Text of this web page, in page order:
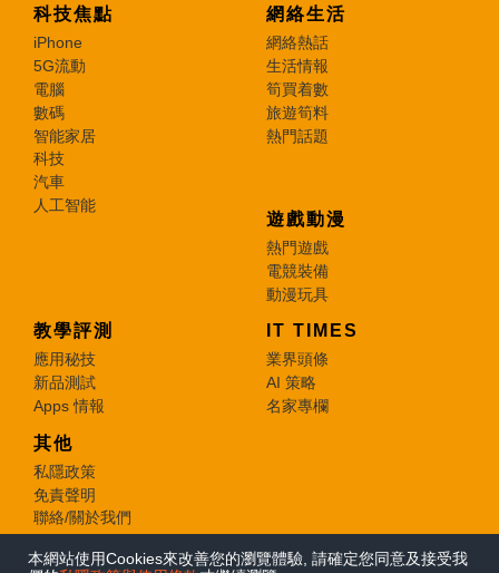
本網站使用Cookies來改善您的瀏覽體驗, 請確定您同意及接受我
科技焦點
iPhone
5G流動
電腦
數碼
智能家居
科技
汽車
人工智能
網絡生活
網絡熱話
生活情報
筍買着數
旅遊筍料
熱門話題
遊戲動漫
熱門遊戲
電競裝備
動漫玩具
教學評測
應用秘技
新品測試
Apps 情報
IT TIMES
業界頭條
AI 策略
名家專欄
其他
私隱政策
免責聲明
聯絡/關於我們
© 2026 e-zone. All Rights Reserved.